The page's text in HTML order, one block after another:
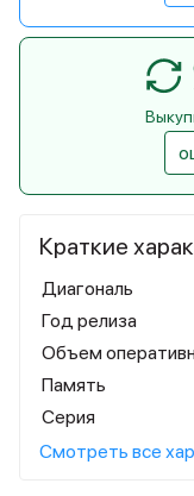
Краткие
Диагональ
Год релиза
Объем
Память
Серия
Смотреть все